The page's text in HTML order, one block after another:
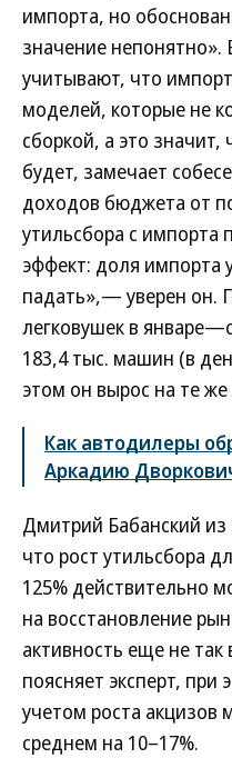
импорта, но
значение
учитывают, что
моделей, которые не
сборкой, а это
будет, замечает
доходов бюджета от
утильсбора с импорта
эффект: доля импорта
падать»,— уверен он.
легковушек в
183,4 тыс. машин (в
этом он вырос на те
Как автодилеры
Аркадию
Дмитрий Бабанский из
что рост утильсбора
125% действительно
на восстановление
активность еще не так
поясняет эксперт,
учетом роста акцизов
среднем на 10–17%.